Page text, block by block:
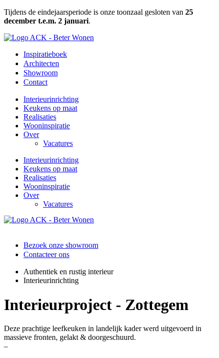
Ga
naar
inhoud
Tijdens de eindejaarsperiode is onze toonzaal gesloten van 25
december t.e.m. 2 januari.
Inspiratieboek
Architecten
Showroom
Contact
Interieurinrichting
Keukens op maat
Realisaties
Wooninspiratie
Over
Vacatures
Interieurinrichting
Keukens op maat
Realisaties
Wooninspiratie
Over
Vacatures
Bezoek onze showroom
Contacteer ons
Authentiek en rustig interieur
Interieurinrichting
Interieurproject - Zottegem
Deze prachtige leefkeuken in landelijk kader werd uitgevoerd in
massieve fronten, gelakt & doorgeschuurd.
–